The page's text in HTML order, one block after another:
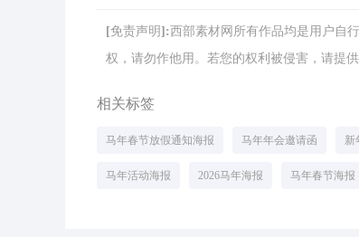
[免责声明]:西部素材网所有作品均是用户自
权，请勿作他用。若您的权利被侵害，请提
相关标签
马年春节放假通知海报 马年年会邀请函 新
马年活动海报 2026马年海报 马年春节海报